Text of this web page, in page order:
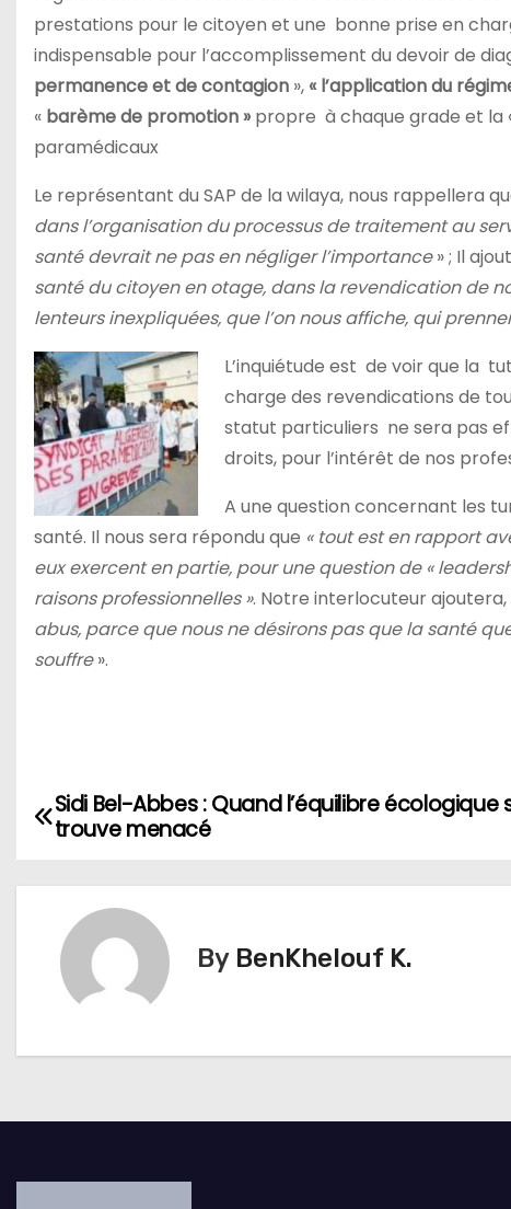
prestations pour le citoyen et une bonne prise en
indispensable pour l’accomplissement du devoir de
permanence et de contagion »,« l’application du
« barème de promotion »propre à chaque grade et la
paramédicaux
Le représentant du SAP de la wilaya, nous rappellera
dans l’organisation du processus de traitement au
santé devrait ne pas en négliger l’importance» ; Il
santé du citoyen en otage, dans la revendication de
lenteurs inexpliquées, que l’on nous affiche, qui
L’inquiétude est de voir que la
charge des revendications de
statut particuliers ne sera pas
droits, pour l’intérêt de nos
A une question concernant les
santé. Il nous sera répondu que « tout est en rapport
eux exercent en partie, pour une question de «
raisons professionnelles ». Notre interlocuteur ajoutera,
abus, parce que nous ne désirons pas que la santé
souffre».
N
i
o
Sidi Bel-Abbes : Quand l’équilibre écologique
trouve menacé
By BenKhelouf K.